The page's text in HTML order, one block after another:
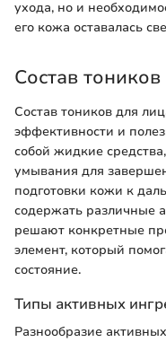
ухода, но и
его кожа оставалась
Состав тоников
Состав тоников для
эффективности и
собой жидкие
умывания для
подготовки кожи к
содержать различные
решают конкретные
элемент, который
состояние.
Типы активных
Разнообразие